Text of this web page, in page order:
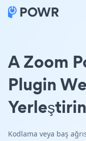
A Zoom
Plugin
Yerleştirin
Kodlama veya baş